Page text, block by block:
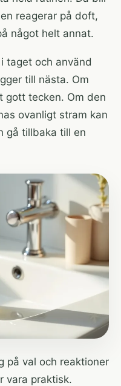
reagerar på doft,
något helt annat.
taget och använd
till nästa. Om
gott tecken. Om den
ovanligt stram kan
gå tillbaka till en
på val och reaktioner
vara praktisk.